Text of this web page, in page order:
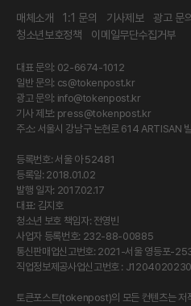
매체소개 1:1 문의 기사제보 광고 문의
청소년보호정책
이메일무단수집거부
대표 문의: 02-6674-1012
일반 문의: cs@tokenpost.kr
광고 문의: info@tokenpost.kr
기사 제보: press@tokenpost.kr
주소: 서울시 강남구 논현로 614 ARTISAN
등록번호: 서울 아 52481
등록일: 2018.01.02
발행 일자: 2017.02.17
대표: 김지호
청소년 보호 책임자: 전영빈
사업자 등록번호: 232-88-00885
통신판매업신고번호: 2021-서울 영등포-
직업정보제공사업신고번호 :
토큰포스트(tokenpost)의 모든 컨텐츠는 저